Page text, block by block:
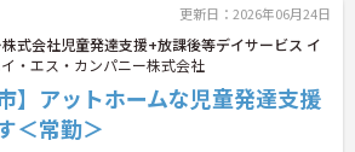
通しの良い職場です。階層別
度が整っているため有資格者
験を活かしながら将来の管理
と着実にキャリアアップを目
環境です。
更新日：2026年06月24日
式会社児童発達支援+放課後等デイサービス イ
・エス・カンパニー株式会社
】アットホームな児童発達支援
＜常勤＞